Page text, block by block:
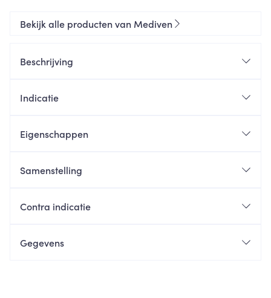
Bekijk alle producten van Mediven
Beschrijving
Indicatie
Eigenschappen
Samenstelling
Contra indicatie
Gegevens